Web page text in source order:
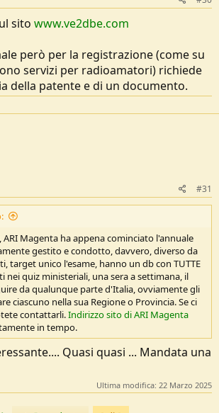
da non confonderecon le PMR446 ovvero le
che sono quelle a cui ci si riferisce
forum) programmata al bisogno. Icom e
tranquillamente programmare su
sia VHF che UHF.
cinesi pubblicizzano in maniera
da 8 o più Watt come se fossero in
tra 8, 5, 2 cambia davvero poco. A
non ti fidi dei cinesi e questi cosi li provi con
sempre che se escono con la metà di
c'è da fare i salti di gioia.
VHF, spannometricamente, con un palmare,
più o meno per portata ottica. Se sei in cima
davanti la pianura padana metti a 145.500 e
ascolto sicuro lo trovi a qualsiasi ora del
cima del Monte Rosa, con un palmare,
al Rosa ma a far funghi nei boschi in qualche
pratiche, dalla cima del Monte Rosa.
uscita 5W (un palmare Professionale o
potenza)
sito www.ve2dbe.com
però per la registrazione (come su
servizi per radioamatori) richiede
della patente e di un documento.
#31
Magenta ha appena cominciato l'annuale
gestito e condotto, davvero, diverso da
target unico l'esame, hanno un db con TUTTE
nei quiz ministeriali, una sera a settimana, il
da qualunque parte d'Italia, ovviamente gli
ciascuno nella sua Regione o Provincia. Se ci
contattarli.Indirizzo sito di ARI Magenta
in tempo.
Quasi quasi ... Mandata una
Ultima modifica: 22 Marzo 2025